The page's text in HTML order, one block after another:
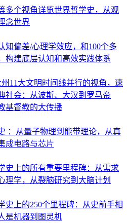
多个视角详览世界哲学史，从观
念世界
知偏差/心理学效应，和100个多
构建底层认知和高效实践体系
11大文明时间线并行的视角，速
社会：从波斯、大汉到罗马帝
基督教的大传播
：从量子物理到能带理论，从真
成电路与芯片
史上的所有重要里程碑：从需求
理学，从裂脑研究到大脑计划
史上的250个里程碑：从史前手相
是机器到图灵机